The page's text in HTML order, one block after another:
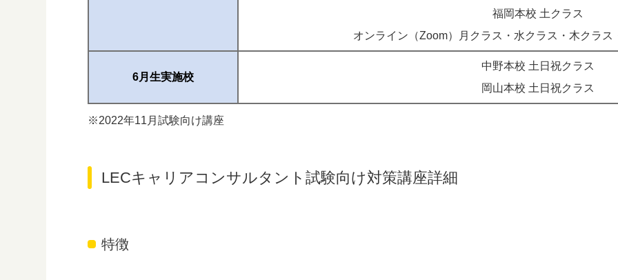
福岡本校 土クラス
オンライン（Zoom）月クラス・水クラス・木クラス
6月生実施校
中野本校 土日祝クラス
岡山本校 土日祝クラス
※2022年11月試験向け講座
LECキャリアコンサルタント試験向け対策講座詳細
特徴